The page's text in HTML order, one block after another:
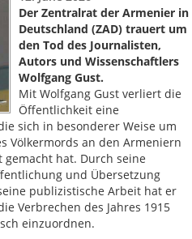
Der Zentralrat der Armenier in
Deutschland (ZAD) trauert um
den Tod des Journalisten,
Autors und Wissenschaftlers
Wolfgang Gust.
Mit Wolfgang Gust verliert die
Öffentlichkeit eine
sich in besonderer Weise um
Völkermords an den Armeniern
gemacht hat. Durch seine
und Übersetzung
publizistische Arbeit hat er
Verbrechen des Jahres 1915
einzuordnen.